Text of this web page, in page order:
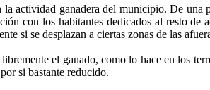
actividad ganadera del municipio. De
con los habitantes dedicados al resto
si se desplazan a ciertas zonas de las
el ganado, como lo hace en los
si bastante reducido.